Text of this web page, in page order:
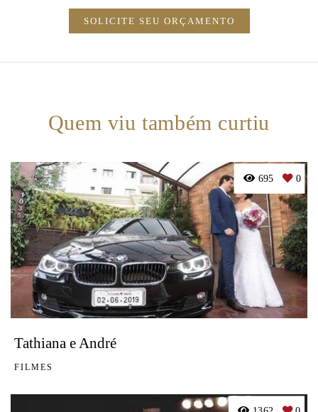
SOLICITE SEU ORÇAMENTO
Quem viu também curtiu
Tathiana e André
FILMES
695 0